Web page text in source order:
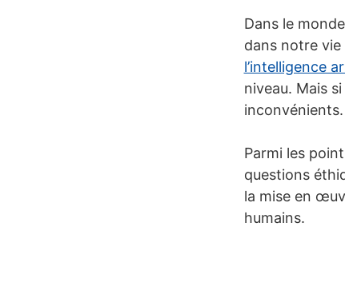
Dans le
dans notre vie
l’intelligence
niveau. Mais
inconvénients.
Parmi les
questions
la mise en
humains.